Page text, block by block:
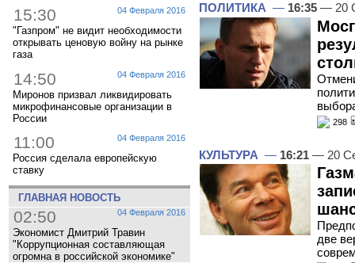
04 Февраля 2016
15:30
"Газпром" не видит необходимости
открывать ценовую войну на рынке
газа
04 Февраля 2016
14:50
Миронов призвал ликвидировать
микрофинансовые организации в
России
04 Февраля 2016
11:00
Россия сделала европейскую
ставку
ГЛАВНАЯ НОВОСТЬ
04 Февраля 2016
02:50
Экономист Дмитрий Травин
"Коррупционная составляющая
огромна в российской экономике"
ПОЛИТИКА — 16:35 — 20
298
КУЛЬТУРА — 16:21 — 20
две